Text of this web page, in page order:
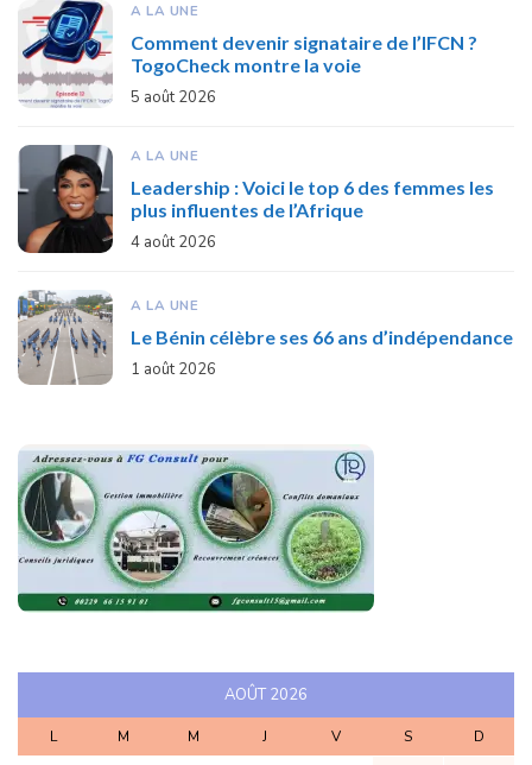
A LA UNE
Comment devenir signataire de l’IFCN ?
TogoCheck montre la voie
5 août 2026
A LA UNE
Leadership : Voici le top 6 des femmes les
plus influentes de l’Afrique
4 août 2026
A LA UNE
Le Bénin célèbre ses 66 ans d’indépendance
1 août 2026
AOÛT 2026
L M M J V S D